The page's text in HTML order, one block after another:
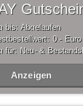
bis: Abgelaufen
0,- Euro
für: Neu- &
Anzeigen